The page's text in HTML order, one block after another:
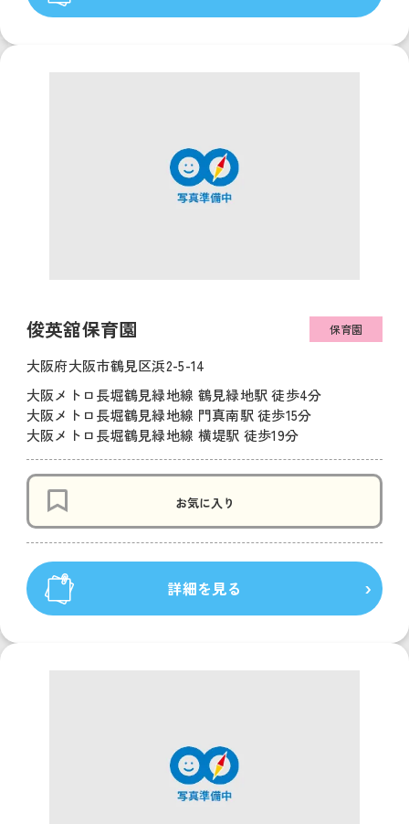
俊英舘保育園 保育園
大阪府大阪市鶴見区浜2-5-14
大阪メトロ長堀鶴見緑地線 鶴見緑地駅 徒歩4分
大阪メトロ長堀鶴見緑地線 門真南駅 徒歩15分
大阪メトロ長堀鶴見緑地線 横堤駅 徒歩19分
お気に入り
詳細を見る